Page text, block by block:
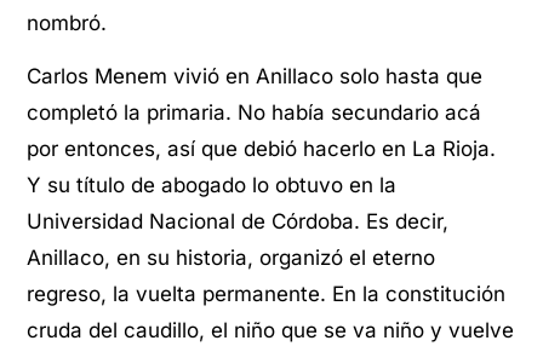
nombró.
Carlos Menem vivió en Anillaco solo hasta que
completó la primaria. No había secundario acá
por entonces, así que debió hacerlo en La Rioja.
Y su título de abogado lo obtuvo en la
Universidad Nacional de Córdoba. Es decir,
Anillaco, en su historia, organizó el eterno
regreso, la vuelta permanente. En la constitución
cruda del caudillo, el niño que se va niño y vuelve